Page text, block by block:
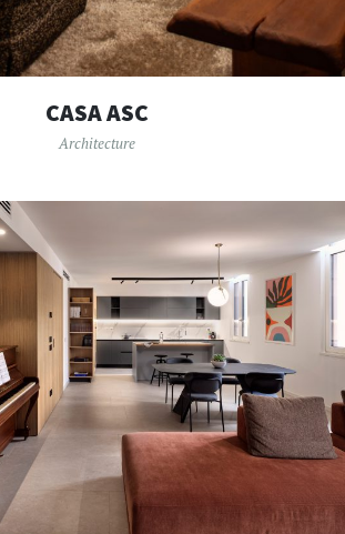
CASA ASC
Architecture